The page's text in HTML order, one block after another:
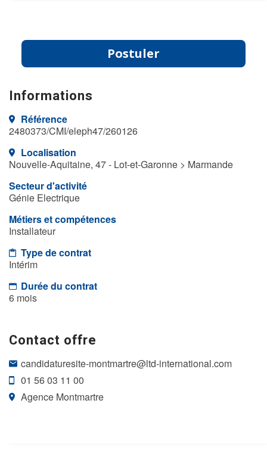
Postuler
Informations
Référence
2480373/CMI/eleph47/260126
Localisation
Nouvelle-Aquitaine, 47 - Lot-et-Garonne > Marmande
Secteur d'activité
Génie Electrique
Métiers et compétences
Installateur
Type de contrat
Intérim
Durée du contrat
6 mois
Contact offre
candidaturesite-montmartre@ltd-international.com
01 56 03 11 00
Agence Montmartre